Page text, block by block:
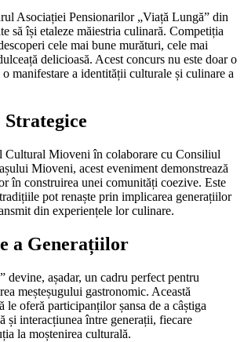
Asociației Pensionarilor „Viață Lungă” din
să își etaleze măiestria culinară. Competiția
cele mai bune murături, cele mai
delicioasă. Acest concurs nu este doar o
manifestare a identității culturale și culinare a
Cultural Mioveni în colaborare cu Consiliul
Mioveni, acest eveniment demonstrează
în construirea unei comunități coezive. Este
pot renaște prin implicarea generațiilor
din experiențele lor culinare.
a Generațiilor
devine, așadar, un cadru perfect pentru
meșteșugului gastronomic. Această
le oferă participanților șansa de a câștiga
și interacțiunea între generații, fiecare
la moștenirea culturală.